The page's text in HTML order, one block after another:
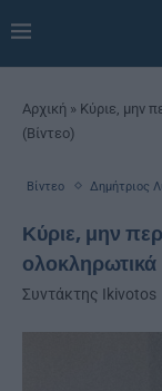
Αρχική » Κύριε, μην
(Βίντεο)
Βίντεο Δημήτριος
Κύριε, μην
Συντάκτης Ikivotos